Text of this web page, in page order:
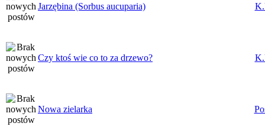
Jarzębina (Sorbus aucuparia)
Czy ktoś wie co to za drzewo?
Nowa zielarka